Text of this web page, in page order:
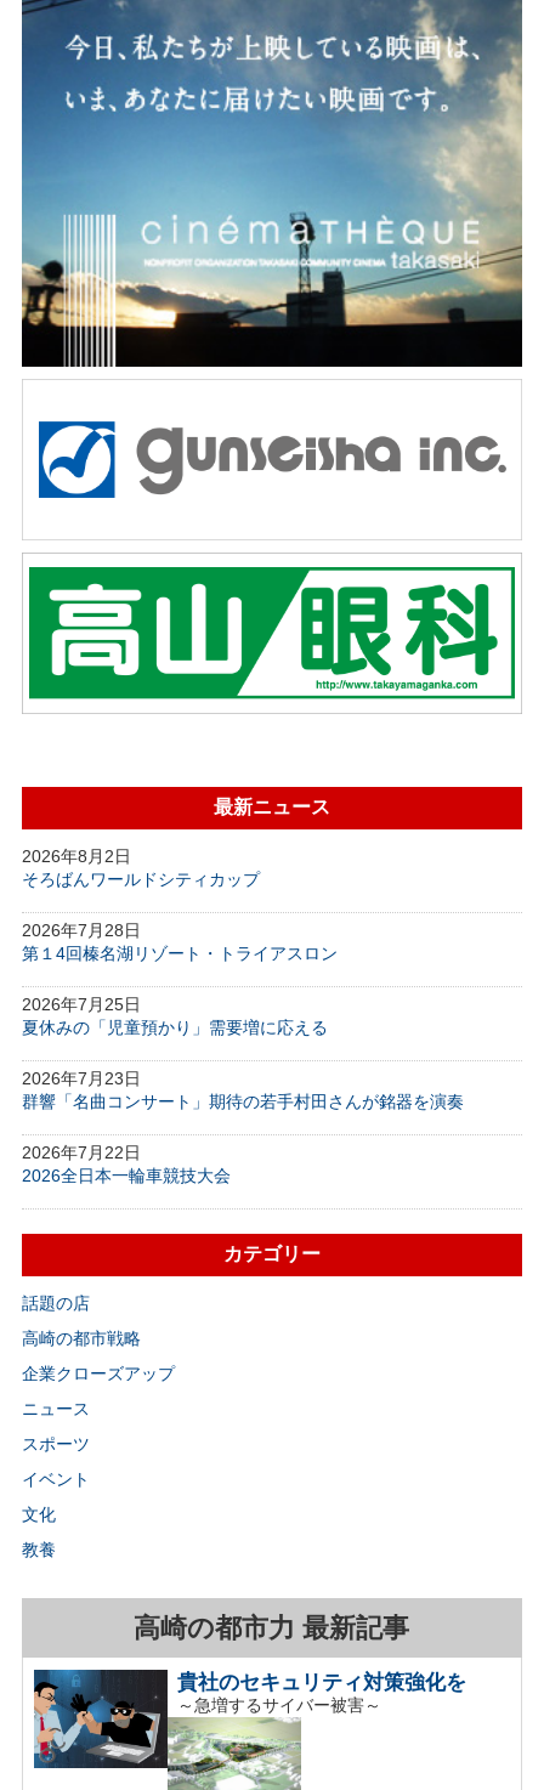
最新ニュース
2026年8月2日
そろばんワールドシティカップ
2026年7月28日
第１4回榛名湖リゾート・トライアスロン
2026年7月25日
夏休みの「児童預かり」需要増に応える
2026年7月23日
群響「名曲コンサート」期待の若手村田さんが銘器を演奏
2026年7月22日
2026全日本一輪車競技大会
カテゴリー
話題の店
高崎の都市戦略
企業クローズアップ
ニュース
スポーツ
イベント
文化
教養
高崎の都市力 最新記事
貴社のセキュリティ対策強化を
～急増するサイバー被害～